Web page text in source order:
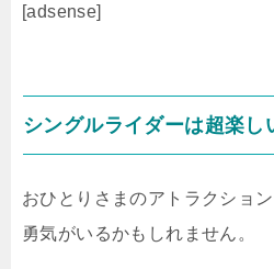
[adsense]
シングルライダーは超楽し
おひとりさまのアトラクショ
勇気がいるかもしれません。